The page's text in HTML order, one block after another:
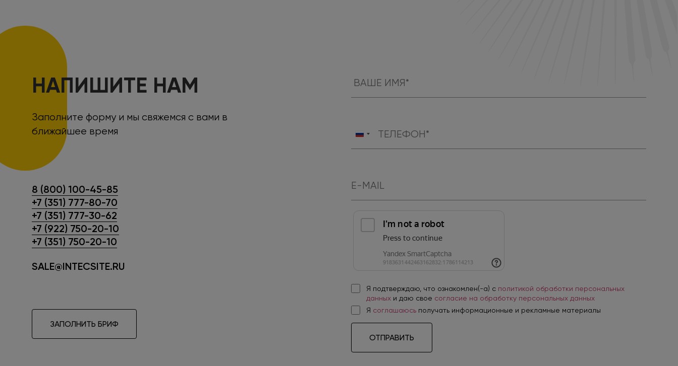
НАПИШИТЕ НАМ
Заполните форму и мы свяжемся с вами в
ближайшее время
8 (800) 100-45-85
+7 (351) 777-80-70
+7 (351) 777-30-62
+7 (922) 750-20-10
+7 (351) 750-20-10
SALE@INTECSITE.RU
ЗАПОЛНИТЬ БРИФ
Россия
Я подтверждаю, что ознакомлен(-а) с политикой обработки персональных
данных и даю свое согласие на обработку персональных данных
Я соглашаюсь получать информационные и рекламные материалы
ОТПРАВИТЬ